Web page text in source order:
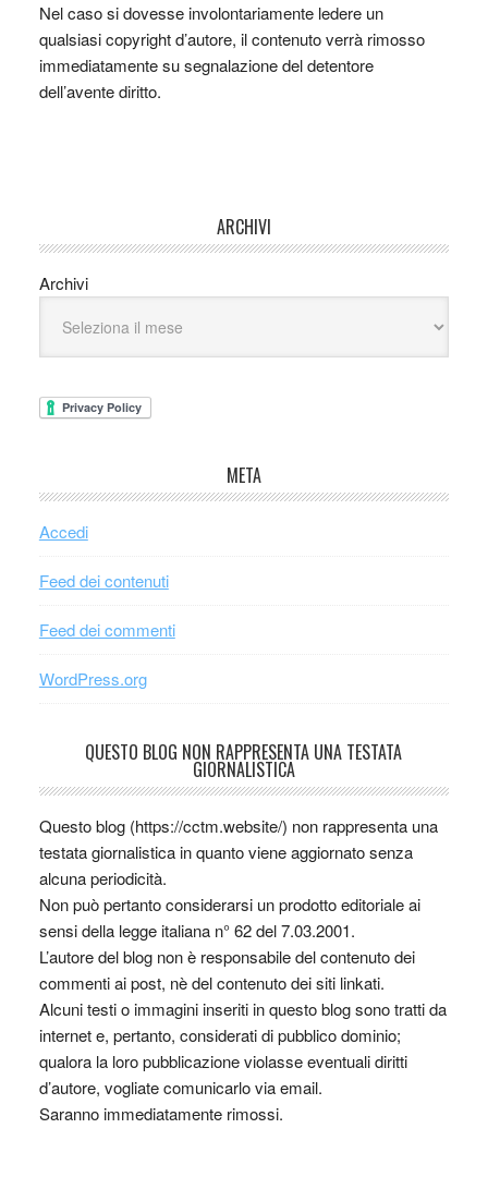
Nel caso si dovesse involontariamente ledere un
qualsiasi copyright d’autore, il contenuto verrà rimosso
immediatamente su segnalazione del detentore
dell’avente diritto.
ARCHIVI
Archivi
META
Accedi
Feed dei contenuti
Feed dei commenti
WordPress.org
QUESTO BLOG NON RAPPRESENTA UNA TESTATA
GIORNALISTICA
Questo blog (https://cctm.website/) non rappresenta una
testata giornalistica in quanto viene aggiornato senza
alcuna periodicità.
Non può pertanto considerarsi un prodotto editoriale ai
sensi della legge italiana n° 62 del 7.03.2001.
L’autore del blog non è responsabile del contenuto dei
commenti ai post, nè del contenuto dei siti linkati.
Alcuni testi o immagini inseriti in questo blog sono tratti da
internet e, pertanto, considerati di pubblico dominio;
qualora la loro pubblicazione violasse eventuali diritti
d’autore, vogliate comunicarlo via email.
Saranno immediatamente rimossi.